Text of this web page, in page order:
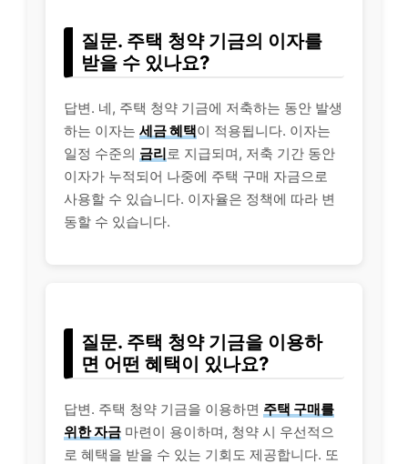
질문. 주택 청약 기금의 이자를
받을 수 있나요?
답변. 네, 주택 청약 기금에 저축하는 동안 발생
하는 이자는 세금 혜택이 적용됩니다. 이자는
일정 수준의 금리로 지급되며, 저축 기간 동안
이자가 누적되어 나중에 주택 구매 자금으로
사용할 수 있습니다. 이자율은 정책에 따라 변
동할 수 있습니다.
질문. 주택 청약 기금을 이용하
면 어떤 혜택이 있나요?
답변. 주택 청약 기금을 이용하면 주택 구매를
위한 자금 마련이 용이하며, 청약 시 우선적으
로 혜택을 받을 수 있는 기회도 제공합니다. 또